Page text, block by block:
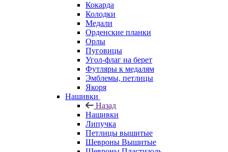
Кокарда
Колодки
Медали
Орденские планки
Орлы
Пуговицы
Угол-флаг на берет
Футляры к медалям
Эмблемы, петлицы
Якоря
Нашивки
Назад
Нашивки
Липучка
Петлицы вышитые
Шевроны Вышитые